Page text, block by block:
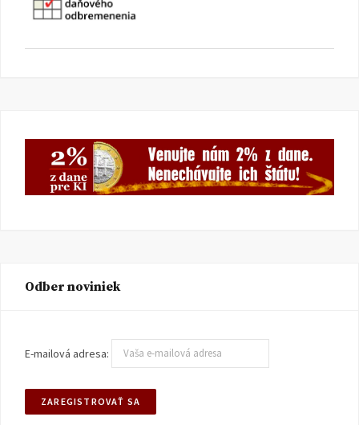
Odber noviniek
E-mailová adresa: